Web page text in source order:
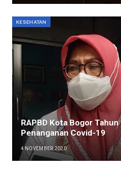
KESEHATAN
RAPBD Kota Bogor
Penanganan Covid-19
4 NOVEMBER 2020